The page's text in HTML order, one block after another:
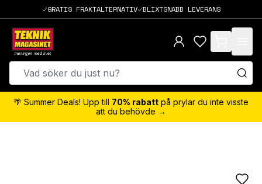
GRATIS FRAKTALTERNATIV BLIXTSNABB LEVERANS
items in cart,
🌴 Summer Deals! Upp till 70% rabatt på prylar du inte visste
att du behövde →